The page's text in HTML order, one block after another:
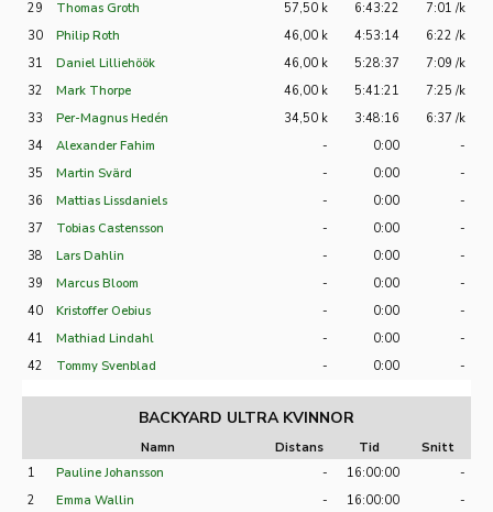
29
Thomas Groth 57,50 k 6:43:22
7:01 /k
30
Philip Roth 46,00 k 4:53:14
6:22 /k
31
Daniel Lilliehöök 46,00 k 5:28:37
7:09 /k
32
Mark Thorpe 46,00 k 5:41:21
7:25 /k
33
Per-Magnus Hedén 34,50 k 3:48:16
6:37 /k
34
Alexander Fahim - 0:00
-
35
Martin Svärd - 0:00
-
36
Mattias Lissdaniels - 0:00
-
37
Tobias Castensson - 0:00
-
38
Lars Dahlin - 0:00
-
39
Marcus Bloom - 0:00
-
40
Kristoffer Oebius - 0:00
-
41
Mathiad Lindahl - 0:00
-
42
Tommy Svenblad - 0:00 -
BACKYARD ULTRA KVINNOR
Namn Distans Tid
Snitt
1
Pauline Johansson - 16:00:00
-
2
Emma Wallin - 16:00:00
-